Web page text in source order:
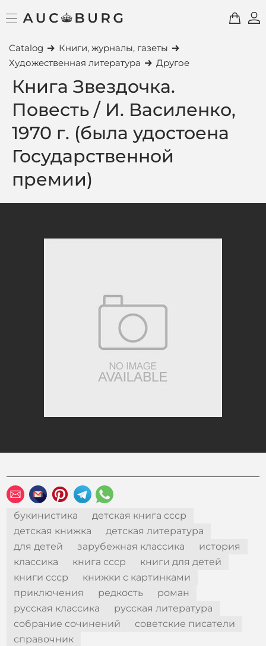
Catalog
Книги, журналы, газеты
Художественная литература
Другое
Книга Звездочка.
Повесть / И. Василенко,
1970 г. (была удостоена
Государственной
премии)
букинистика
детская книга ссср
детская книжка
детская литература
для детей
зарубежная классика
история
классика
книга ссср
книги для детей
книги ссср
книжки с картинками
приключения
редкость
роман
русская классика
русская литература
собрание сочинений
советские писатели
справочник